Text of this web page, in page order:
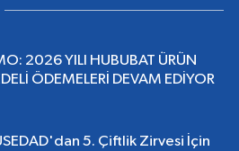
2026 YILI HUBUBAT ÜRÜN
ÖDEMELERİ DEVAM EDİYOR
5. Çiftlik Zirvesi İçin